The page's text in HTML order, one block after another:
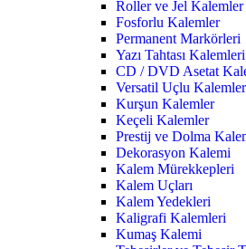
Roller ve Jel Kalemler
Fosforlu Kalemler
Permanent Markörleri
Yazı Tahtası Kalemleri
CD / DVD Asetat
Versatil Uçlu Kalemler
Kurşun Kalemler
Keçeli Kalemler
Prestij ve Dolma
Dekorasyon Kalemi
Kalem Mürekkepleri
Kalem Uçları
Kalem Yedekleri
Kaligrafi Kalemleri
Kumaş Kalemi